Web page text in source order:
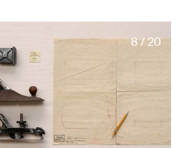
8 / 20